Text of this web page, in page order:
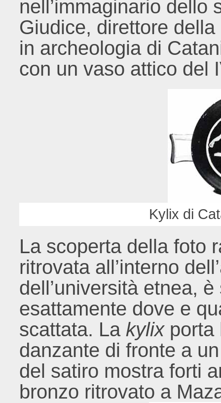
nell’immaginario dello
Giudice, direttore
in archeologia di
con un vaso attico del
Kylix di
La scoperta della foto
ritrovata all’interno
dell’università etnea,
esattamente dove e
scattata. La kylixporta
danzante di fronte a
del satiro mostra forti
bronzo ritrovato a